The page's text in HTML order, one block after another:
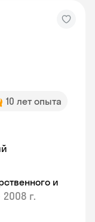
10 лет опыта
и
2008 г.